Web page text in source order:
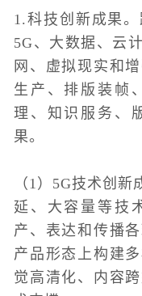
1.科技创新成果
5G、大数据、云
网、虚拟现实和
生产、排版装帧
理、知识服务、
果。
（1）5G技术创
延、大容量等技
产、表达和传播
产品形态上构建
觉高清化、内容